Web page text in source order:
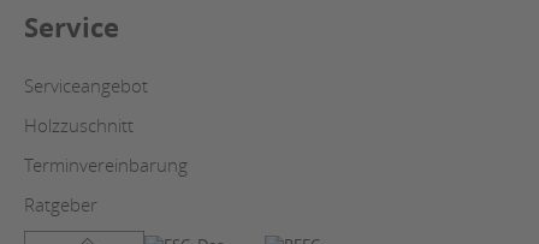
Service
Serviceangebot
Holzzuschnitt
Terminvereinbarung
Ratgeber